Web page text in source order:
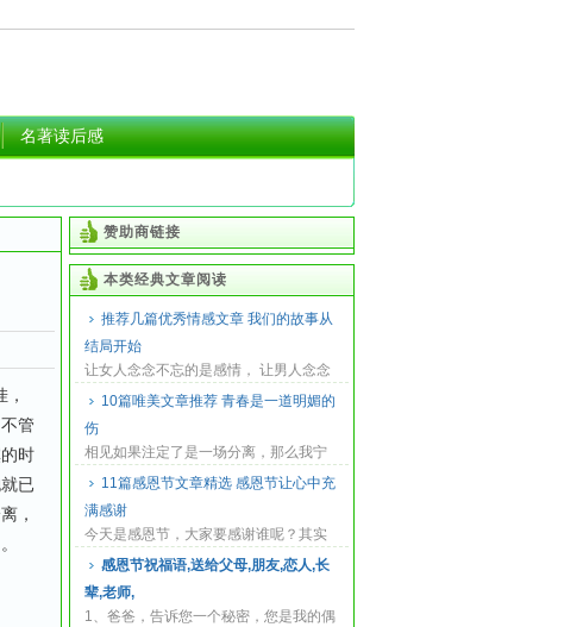
名著读后感
管
时
已
，
赞助商链接
本类经典文章阅读
推荐几篇优秀情感文章 我们的故事从
结局开始
让女人念念不忘的是感情， 让男人念念
不忘的是感觉 。 感情随着时间沉淀， 感
觉随着时...
10篇唯美文章推荐 青春是一道明媚的
伤
相见如果注定了是一场分离，那么我宁
愿不见，那么就抱着一丝幻想一直等
你，直到天荒地...
11篇感恩节文章精选 感恩节让心中充
满感谢
今天是感恩节，大家要感谢谁呢？其实
真正要感谢的人实在太多了，勤苦养育
我们的父母，...
感恩节祝福语,送给父母,朋友,恋人,长
辈,老师,
1、爸爸，告诉您一个秘密，您是我的偶